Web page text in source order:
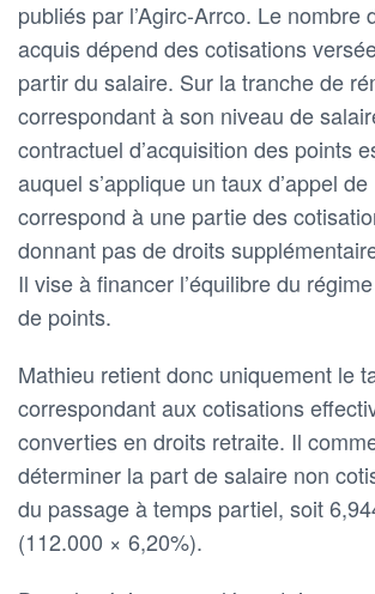
publiés par l’Agirc-Arrco. Le nombre
acquis dépend des cotisations
partir du salaire. Sur la tranche de
correspondant à son niveau de
contractuel d’acquisition des points
auquel s’applique un taux d’appel
correspond à une partie des
donnant pas de droits
Il vise à financer l’équilibre du
de points.
Mathieu retient donc uniquement le
correspondant aux cotisations
converties en droits retraite. Il
déterminer la part de salaire non
du passage à temps partiel, soit
(112.000 × 6,20%).